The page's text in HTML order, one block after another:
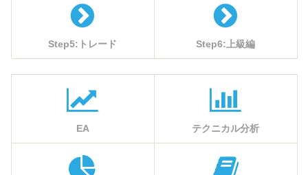
Step5:トレード Step6:上級編
EA テクニカル分析